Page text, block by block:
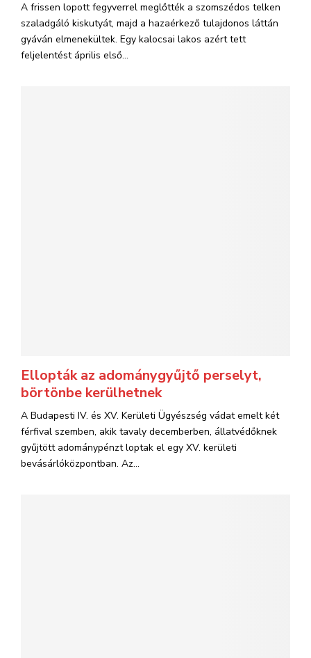
A frissen lopott fegyverrel meglőtték a szomszédos telken
szaladgáló kiskutyát, majd a hazaérkező tulajdonos láttán
gyáván elmenekültek. Egy kalocsai lakos azért tett
feljelentést április első...
Ellopták az adománygyűjtő perselyt,
börtönbe kerülhetnek
A Budapesti IV. és XV. Kerületi Ügyészség vádat emelt két
férfival szemben, akik tavaly decemberben, állatvédőknek
gyűjtött adománypénzt loptak el egy XV. kerületi
bevásárlóközpontban. Az...